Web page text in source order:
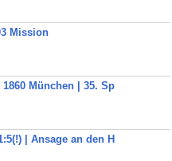
Mission
München | 35. Sp
| Ansage an den H